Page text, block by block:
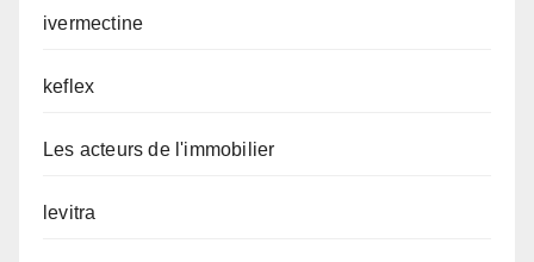
ivermectine
keflex
Les acteurs de l'immobilier
levitra